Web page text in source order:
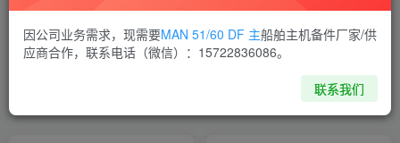
喜欢就支持一下吧
因公司业务需求，现需要MAN 51/60 DF 主船舶主机备件厂家/供
应商合作，联系电话（微信）：15722836086。
联系我们